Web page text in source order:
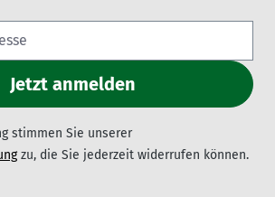
stimmen Sie unserer
zu, die Sie jederzeit widerrufen können.